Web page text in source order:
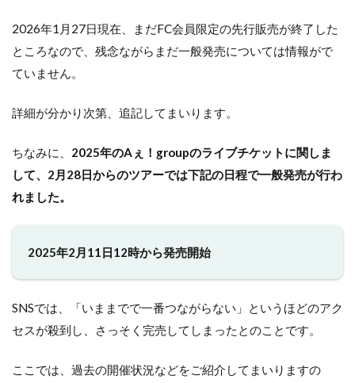
2026年1月27日現在、まだFC会員限定の先行販売が終了した
ところなので、残念ながらまだ一般発売については情報がで
ていません。
詳細が分かり次第、追記してまいります。
ちなみに、 2025年のAぇ！groupのライブチケットに関しま
して、2月28日からのツアーでは下記の日程で一般発売が行わ
れました。
2025年2月11日12時から発売開始
SNSでは、「いままでで一番つながらない」というほどのアク
セスが殺到し、さっそく完売してしまったとのことです。
ここでは、過去の開催状況などをご紹介してまいりますの